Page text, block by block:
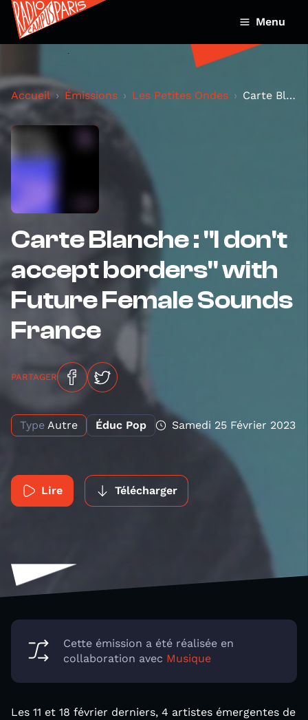
Menu
Accueil Émissions Les Petites Ondes Carte Blanche : "I don't accept borders" with Futu...
Carte Blanche : "I don't
accept borders" with
Future Female Sounds
France
PARTAGER
Type Autre Éduc Pop Samedi 25 Février 2023
Lire Télécharger
Cette émission a été réalisée en
collaboration avec Musique
Les 11 et 18 février derniers, 4 artistes émergentes de